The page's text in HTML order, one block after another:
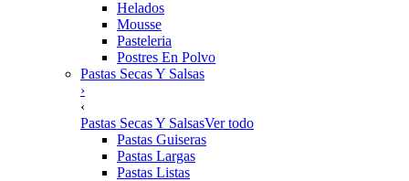
Helados
Mousse
Pasteleria
Postres En Polvo
Pastas Secas Y Salsas
›
‹
Pastas Secas Y SalsasVer todo
Pastas Guiseras
Pastas Largas
Pastas Listas